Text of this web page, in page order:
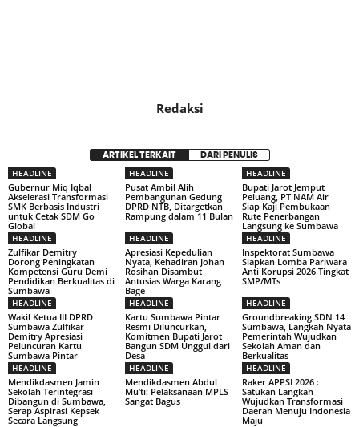
Redaksi
ARTIKEL TERKAIT DARI PENULIS
HEADLINE
Gubernur Miq Iqbal
Akselerasi Transformasi
SMK Berbasis Industri
untuk Cetak SDM Go
Global
HEADLINE
Pusat Ambil Alih
Pembangunan Gedung
DPRD NTB, Ditargetkan
Rampung dalam 11 Bulan
HEADLINE
Bupati Jarot Jemput
Peluang, PT NAM Air
Siap Kaji Pembukaan
Rute Penerbangan
Langsung ke Sumbawa
HEADLINE
Zulfikar Demitry
Dorong Peningkatan
Kompetensi Guru Demi
Pendidikan Berkualitas di
Sumbawa
HEADLINE
Apresiasi Kepedulian
Nyata, Kehadiran Johan
Rosihan Disambut
Antusias Warga Karang
Bage
HEADLINE
Inspektorat Sumbawa
Siapkan Lomba Pariwara
Anti Korupsi 2026 Tingkat
SMP/MTs
HEADLINE
Wakil Ketua III DPRD
Sumbawa Zulfikar
Demitry Apresiasi
Peluncuran Kartu
Sumbawa Pintar
HEADLINE
Kartu Sumbawa Pintar
Resmi Diluncurkan,
Komitmen Bupati Jarot
Bangun SDM Unggul dari
Desa
HEADLINE
Groundbreaking SDN 14
Sumbawa, Langkah Nyata
Pemerintah Wujudkan
Sekolah Aman dan
Berkualitas
HEADLINE
Mendikdasmen Jamin
Sekolah Terintegrasi
Dibangun di Sumbawa,
Serap Aspirasi Kepsek
Secara Langsung
HEADLINE
Mendikdasmen Abdul
Mu’ti: Pelaksanaan MPLS
Sangat Bagus
HEADLINE
Raker APPSI 2026 :
Satukan Langkah
Wujudkan Transformasi
Daerah Menuju Indonesia
Maju